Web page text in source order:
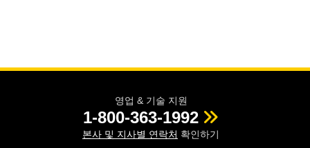
영업 & 기술 지원
1-800-363-1992
본사 및 지사별 연락처 확인하기